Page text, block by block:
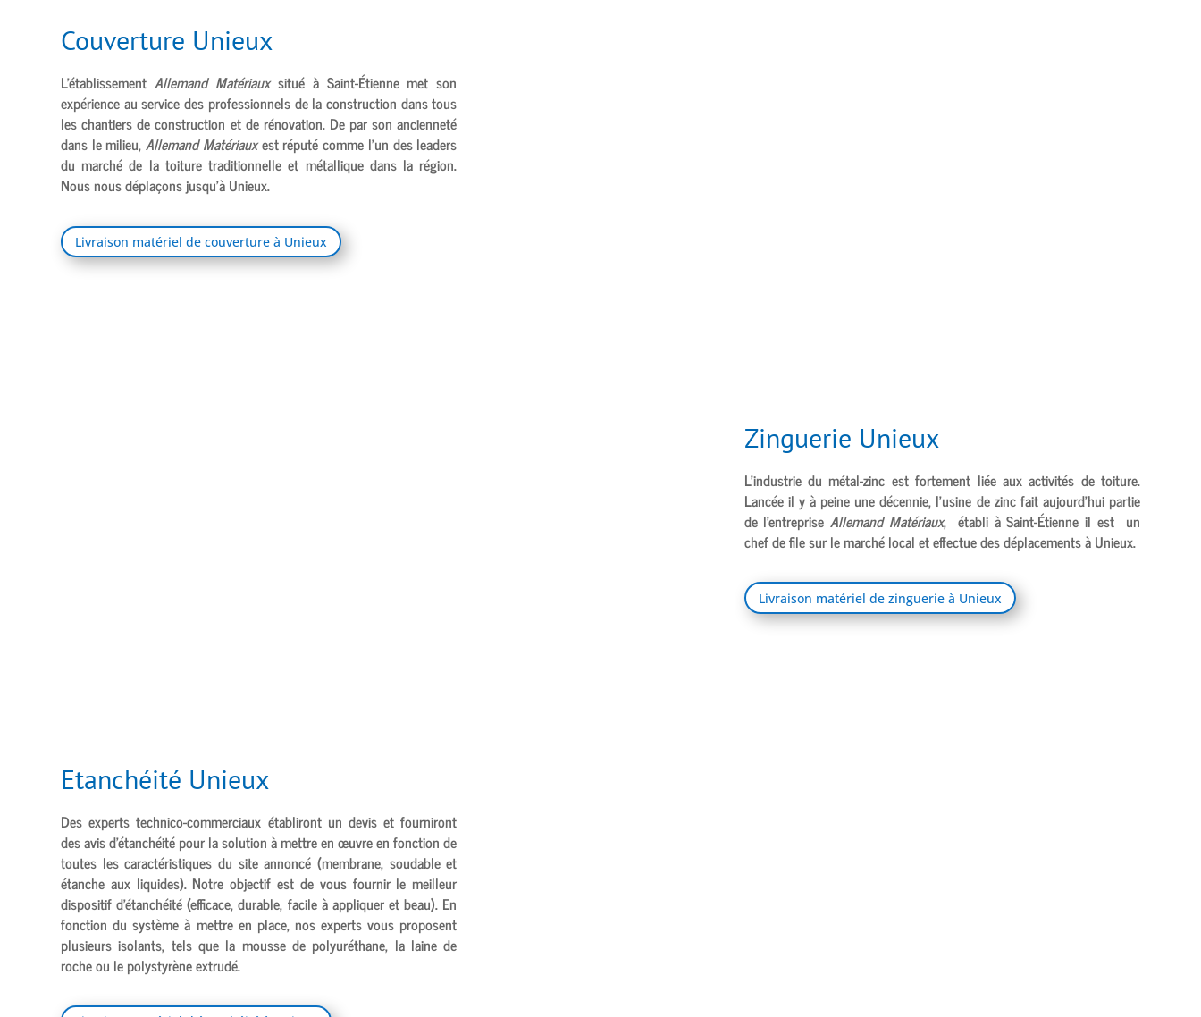
Couverture Unieux
L’établissement Allemand Matériauxsitué à Saint-Étiennemet son
expérience au service des professionnels de la construction dans tous
les chantiers de construction et de rénovation. De par son ancienneté
dans le milieu,Allemand Matériauxest réputé comme l’un des leaders
du marché de la toiture traditionnelle et métallique dans la région.
Nous nous déplaçons jusqu’àUnieux.
Livraison matériel de couverture à Unieux
Zinguerie Unieux
L’industrie du métal-zinc est fortement liée aux activités de toiture.
Lancée il y à peine une décennie, l’usine de zinc fait aujourd’hui partie
de l’entreprise Allemand Matériaux, établi àSaint-Étienneil est un
chef de file sur le marché local et effectue des déplacements àUnieux.
Livraison matériel de zinguerie à Unieux
Etanchéité Unieux
Des experts technico-commerciaux établiront un devis et fourniront
des avis d’étanchéité pour la solution à mettre en œuvre en fonction de
toutes les caractéristiques du site annoncé (membrane, soudable et
étanche aux liquides). Notre objectif est de vous fournir le meilleur
dispositif d’étanchéité (efficace, durable, facile à appliquer et beau). En
fonction du système à mettre en place, nos experts vous proposent
plusieurs isolants, tels que la mousse de polyuréthane, la laine de
roche ou le polystyrène extrudé.